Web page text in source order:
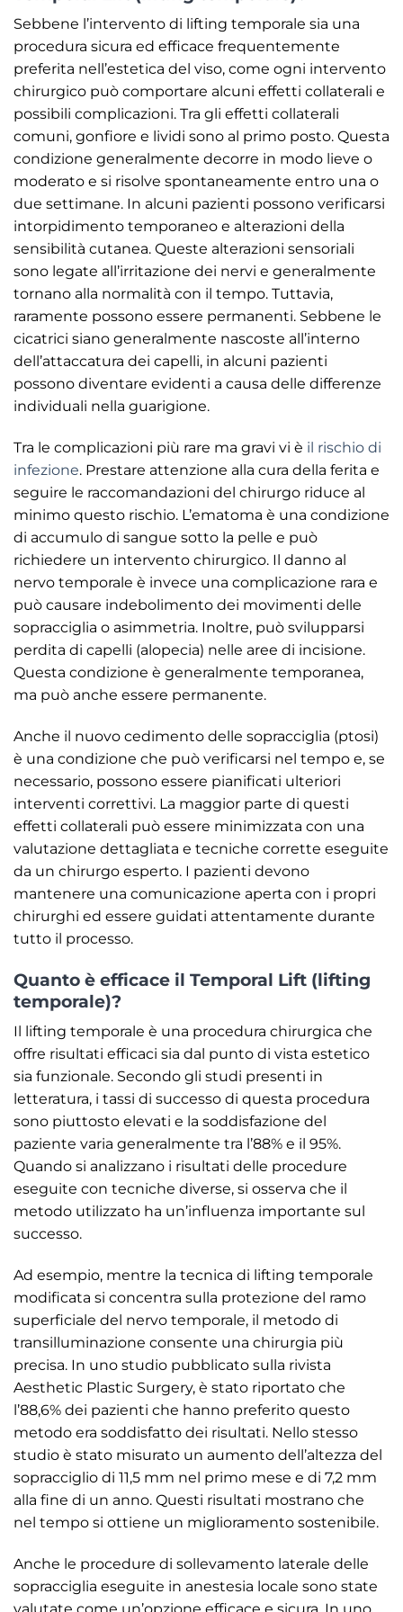
Sebbene l’intervento di lifting temporale sia una
procedura sicura ed efficace frequentemente
preferita nell’estetica del viso, come ogni intervento
chirurgico può comportare alcuni effetti collaterali e
possibili complicazioni. Tra gli effetti collaterali
comuni, gonfiore e lividi sono al primo posto. Questa
condizione generalmente decorre in modo lieve o
moderato e si risolve spontaneamente entro una o
due settimane. In alcuni pazienti possono verificarsi
intorpidimento temporaneo e alterazioni della
sensibilità cutanea. Queste alterazioni sensoriali
sono legate all’irritazione dei nervi e generalmente
tornano alla normalità con il tempo. Tuttavia,
raramente possono essere permanenti. Sebbene le
cicatrici siano generalmente nascoste all’interno
dell’attaccatura dei capelli, in alcuni pazienti
possono diventare evidenti a causa delle differenze
individuali nella guarigione.
Tra le complicazioni più rare ma gravi vi è il rischio di
infezione. Prestare attenzione alla cura della ferita e
seguire le raccomandazioni del chirurgo riduce al
minimo questo rischio. L’ematoma è una condizione
di accumulo di sangue sotto la pelle e può
richiedere un intervento chirurgico. Il danno al
nervo temporale è invece una complicazione rara e
può causare indebolimento dei movimenti delle
sopracciglia o asimmetria. Inoltre, può svilupparsi
perdita di capelli (alopecia) nelle aree di incisione.
Questa condizione è generalmente temporanea,
ma può anche essere permanente.
Anche il nuovo cedimento delle sopracciglia (ptosi)
è una condizione che può verificarsi nel tempo e, se
necessario, possono essere pianificati ulteriori
interventi correttivi. La maggior parte di questi
effetti collaterali può essere minimizzata con una
valutazione dettagliata e tecniche corrette eseguite
da un chirurgo esperto. I pazienti devono
mantenere una comunicazione aperta con i propri
chirurghi ed essere guidati attentamente durante
tutto il processo.
Quanto è efficace il Temporal Lift (lifting
temporale)?
Il lifting temporale è una procedura chirurgica che
offre risultati efficaci sia dal punto di vista estetico
sia funzionale. Secondo gli studi presenti in
letteratura, i tassi di successo di questa procedura
sono piuttosto elevati e la soddisfazione del
paziente varia generalmente tra l’88% e il 95%.
Quando si analizzano i risultati delle procedure
eseguite con tecniche diverse, si osserva che il
metodo utilizzato ha un’influenza importante sul
successo.
Ad esempio, mentre la tecnica di lifting temporale
modificata si concentra sulla protezione del ramo
superficiale del nervo temporale, il metodo di
transilluminazione consente una chirurgia più
precisa. In uno studio pubblicato sulla rivista
Aesthetic Plastic Surgery, è stato riportato che
l’88,6% dei pazienti che hanno preferito questo
metodo era soddisfatto dei risultati. Nello stesso
studio è stato misurato un aumento dell’altezza del
sopracciglio di 11,5 mm nel primo mese e di 7,2 mm
alla fine di un anno. Questi risultati mostrano che
nel tempo si ottiene un miglioramento sostenibile.
Anche le procedure di sollevamento laterale delle
sopracciglia eseguite in anestesia locale sono state